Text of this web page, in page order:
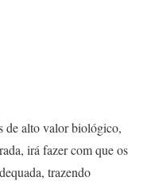
de alto valor biológico,
irá fazer com que os
trazendo